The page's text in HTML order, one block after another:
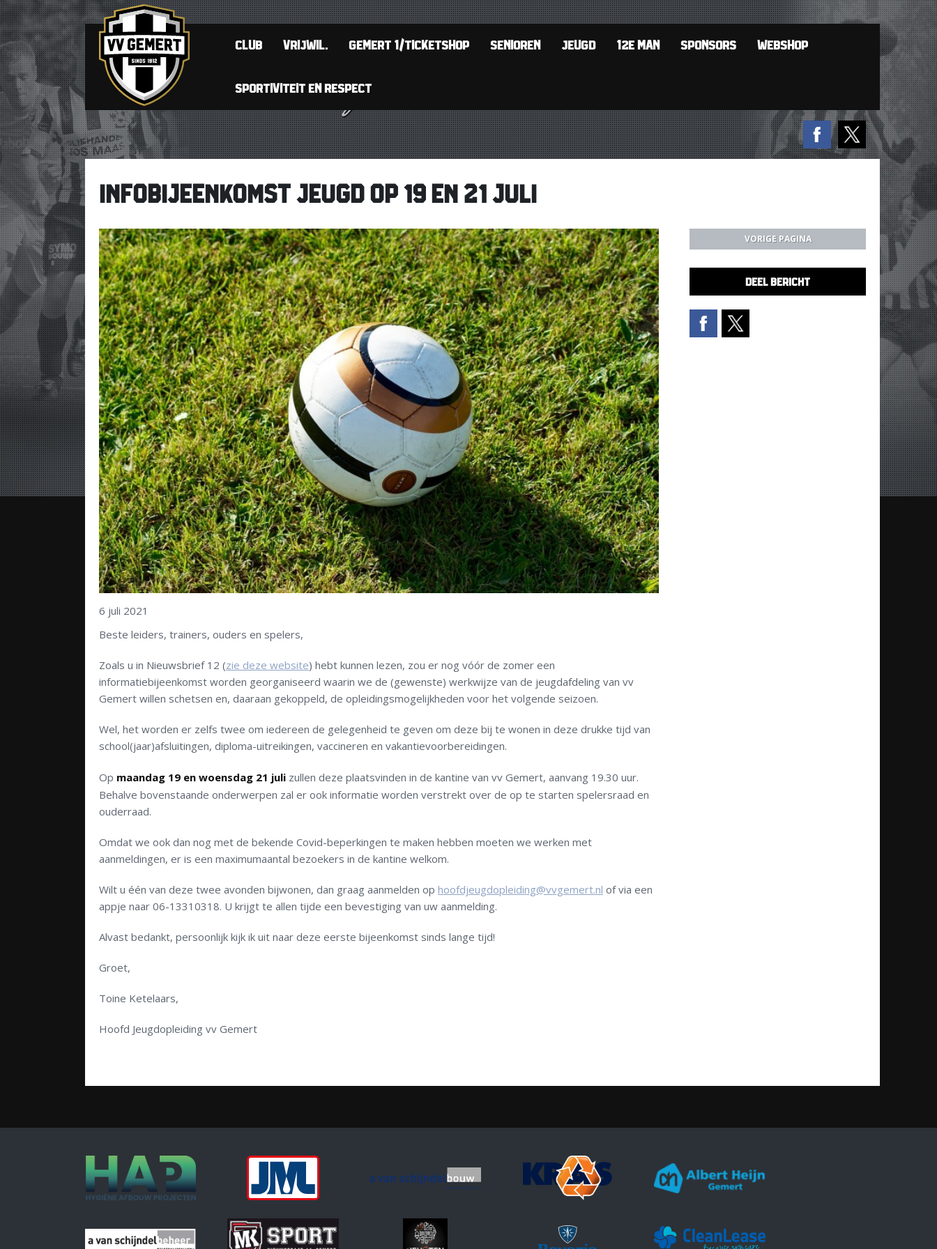
CLUB VRIJWIL. GEMERT 1/TICKETSHOP SENIOREN JEUGD 12E MAN SPONSORS WEBSHOP
SPORTIVITEIT EN RESPECT
INFOBIJEENKOMST JEUGD OP 19 EN 21 JULI
6 juli 2021
Beste leiders, trainers, ouders en spelers,
Zoals u in Nieuwsbrief 12 (zie deze website) hebt kunnen lezen, zou er nog vóór de zomer een
informatiebijeenkomst worden georganiseerd waarin we de (gewenste) werkwijze van de jeugdafdeling van vv
Gemert willen schetsen en, daaraan gekoppeld, de opleidingsmogelijkheden voor het volgende seizoen.
Wel, het worden er zelfs twee om iedereen de gelegenheid te geven om deze bij te wonen in deze drukke tijd van
school(jaar)afsluitingen, diploma-uitreikingen, vaccineren en vakantievoorbereidingen.
Op maandag 19 en woensdag 21 juli zullen deze plaatsvinden in de kantine van vv Gemert, aanvang 19.30 uur.
Behalve bovenstaande onderwerpen zal er ook informatie worden verstrekt over de op te starten spelersraad en
ouderraad.
Omdat we ook dan nog met de bekende Covid-beperkingen te maken hebben moeten we werken met
aanmeldingen, er is een maximumaantal bezoekers in de kantine welkom.
Wilt u één van deze twee avonden bijwonen, dan graag aanmelden op hoofdjeugdopleiding@vvgemert.nl of via een
appje naar 06-13310318. U krijgt te allen tijde een bevestiging van uw aanmelding.
Alvast bedankt, persoonlijk kijk ik uit naar deze eerste bijeenkomst sinds lange tijd!
Groet,
Toine Ketelaars,
Hoofd Jeugdopleiding vv Gemert
VORIGE PAGINA
DEEL BERICHT